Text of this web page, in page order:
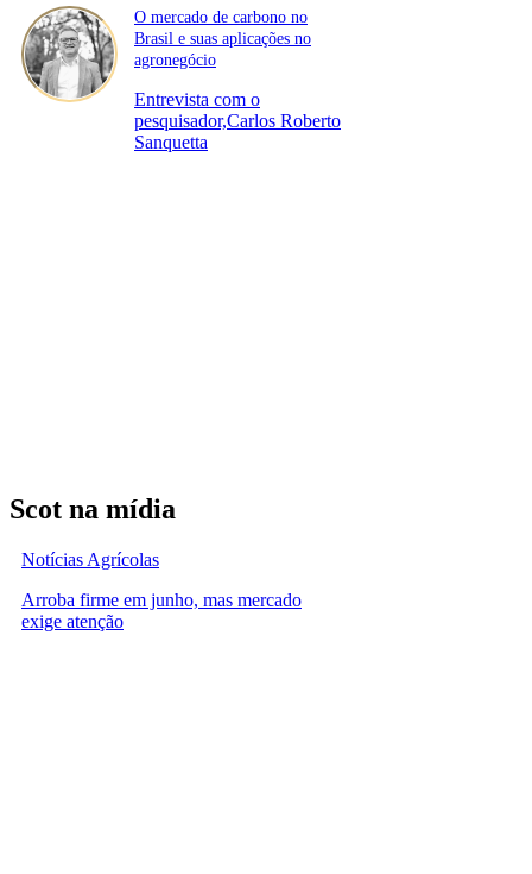
O mercado de carbono no
Brasil e suas aplicações no
agronegócio
Entrevista com o
pesquisador,Carlos Roberto
Sanquetta
Scot na mídia
Notícias Agrícolas
Arroba firme em junho, mas mercado
exige atenção